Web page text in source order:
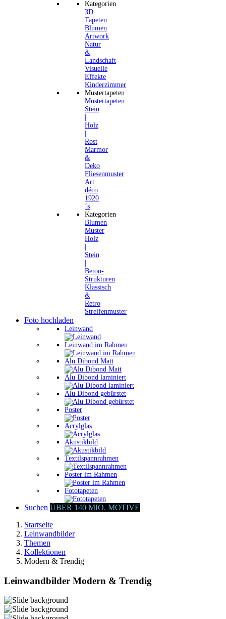
Kategorien
3D
Tapeten
Blumen
Artwork
Natur
&
Landschaft
Visuelle
Effekte
Kinderzimmer
Mustertapeten
Mustertapeten
Stein
Holz
Rost
Marmor
&
Deko
Fliesenmuster
Art
déco
1920
´s
Kategorien
Blumen
Muster
Holz
Stein
Beton-
Strukturen
Klassisch
&
Retro
Streifenmuster
Foto hochladen
Leinwand
Leinwand im Rahmen
Alu Dibond Matt
Alu Dibond laminiert
Alu Dibond gebürstet
Poster
Acrylglas
Akustikbild
Textilspannrahmen
Poster im Rahmen
Fototapeten
Suchen ÜBER 140 MIO. MOTIVE
Startseite
Leinwandbilder
Themen
Kollektionen
Modern & Trendig
Leinwandbilder Modern & Trendig